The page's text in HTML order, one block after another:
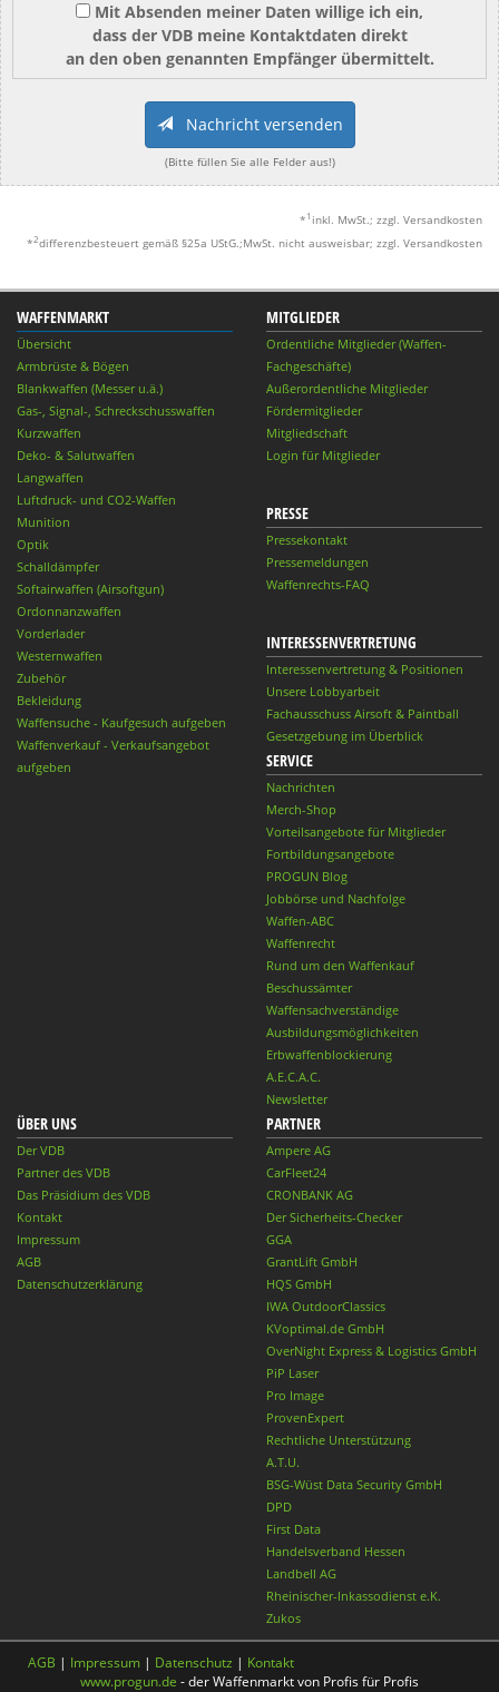
Mit Absenden meiner Daten willige ich ein,
dass der VDB meine Kontaktdaten direkt
an den oben genannten Empfänger übermittelt.
Nachricht versenden
(Bitte füllen Sie alle Felder aus!)
* 1 inkl. MwSt.; zzgl. Versandkosten
*2differenzbesteuert gemäß §25a UStG.;MwSt. nicht ausweisbar; zzgl. Versandkosten
WAFFENMARKT
Übersicht
Armbrüste & Bögen
Blankwaffen (Messer u.ä.)
Gas-, Signal-, Schreckschusswaffen
Kurzwaffen
Deko- & Salutwaffen
Langwaffen
Luftdruck- und CO2-Waffen
Munition
Optik
Schalldämpfer
Softairwaffen (Airsoftgun)
Ordonnanzwaffen
Vorderlader
Westernwaffen
Zubehör
Bekleidung
Waffensuche - Kaufgesuch aufgeben
Waffenverkauf - Verkaufsangebot
aufgeben
MITGLIEDER
Ordentliche Mitglieder (Waffen-
Fachgeschäfte)
Außerordentliche Mitglieder
Fördermitglieder
Mitgliedschaft
Login für Mitglieder
PRESSE
Pressekontakt
Pressemeldungen
Waffenrechts-FAQ
INTERESSENVERTRETUNG
Interessenvertretung & Positionen
Unsere Lobbyarbeit
Fachausschuss Airsoft & Paintball
Gesetzgebung im Überblick
SERVICE
Nachrichten
Merch-Shop
Vorteilsangebote für Mitglieder
Fortbildungsangebote
PROGUN Blog
Jobbörse und Nachfolge
Waffen-ABC
Waffenrecht
Rund um den Waffenkauf
Beschussämter
Waffensachverständige
Ausbildungsmöglichkeiten
Erbwaffenblockierung
A.E.C.A.C.
Newsletter
ÜBER UNS
Der VDB
Partner des VDB
Das Präsidium des VDB
Kontakt
Impressum
AGB
Datenschutzerklärung
PARTNER
Ampere AG
CarFleet24
CRONBANK AG
Der Sicherheits-Checker
GGA
GrantLift GmbH
HQS GmbH
IWA OutdoorClassics
KVoptimal.de GmbH
OverNight Express & Logistics GmbH
PiP Laser
Pro Image
ProvenExpert
Rechtliche Unterstützung
A.T.U.
BSG-Wüst Data Security GmbH
DPD
First Data
Handelsverband Hessen
Landbell AG
Rheinischer-Inkassodienst e.K.
Zukos
AGB | Impressum | Datenschutz | Kontakt
www.progun.de - der Waffenmarkt von Profis für Profis